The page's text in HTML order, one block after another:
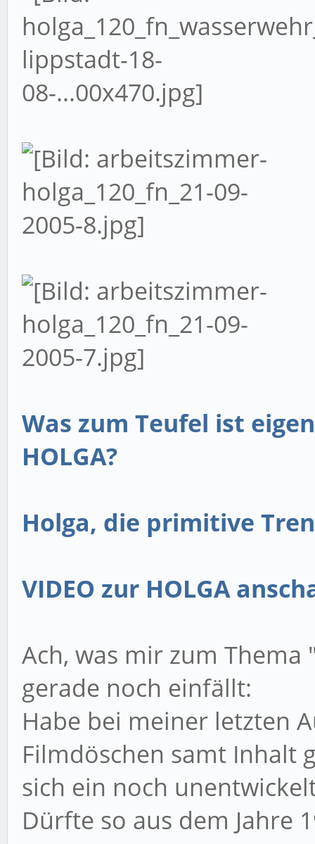
Was zum Teufel ist
HOLGA?
Holga, die primitive
VIDEO zur HOLGA
Ach, was mir zum Thema
gerade noch einfällt:
Habe bei meiner letzten
Filmdöschen samt Inhalt
sich ein noch
Dürfte so aus dem Jahre